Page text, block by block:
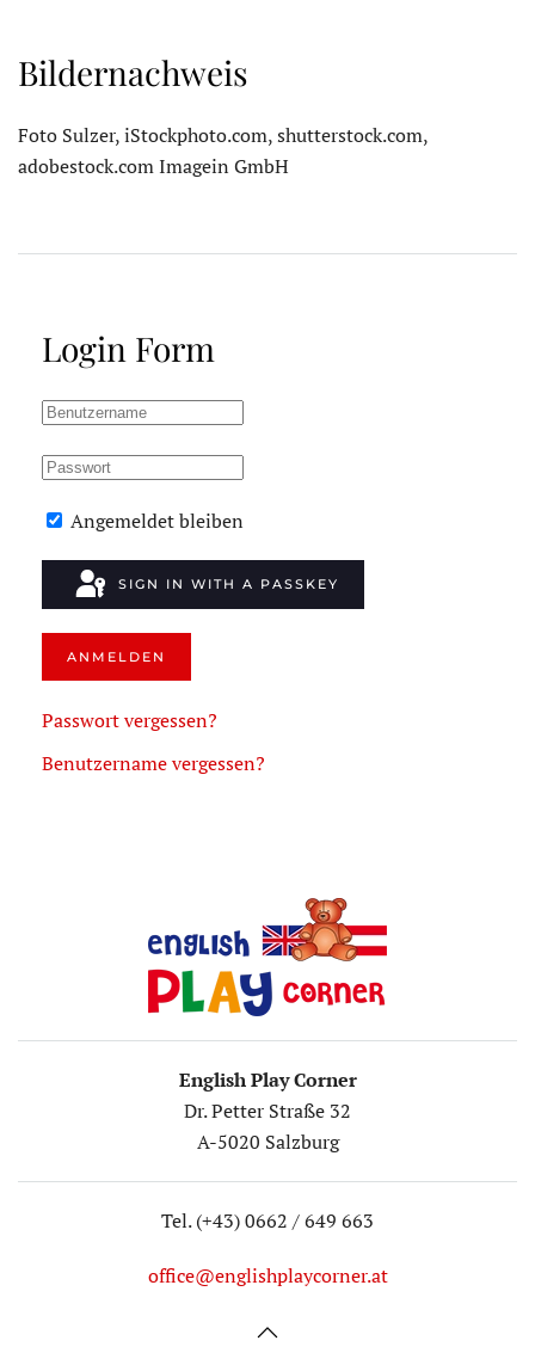
Bildernachweis
Foto Sulzer, iStockphoto.com, shutterstock.com,
adobestock.com Imagein GmbH
Login Form
Angemeldet bleiben
SIGN IN WITH A PASSKEY
ANMELDEN
Passwort vergessen?
Benutzername vergessen?
English Play Corner
Dr. Petter Straße 32
A-5020 Salzburg
Tel. (+43) 0662 / 649 663
office@englishplaycorner.at